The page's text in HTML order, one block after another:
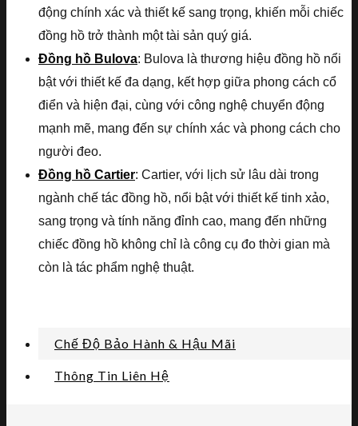
động chính xác và thiết kế sang trọng, khiến mỗi chiếc
đồng hồ trở thành một tài sản quý giá.
Đồng hồ Bulova: Bulova là thương hiệu đồng hồ nổi
bật với thiết kế đa dạng, kết hợp giữa phong cách cổ
điển và hiện đại, cùng với công nghệ chuyển động
mạnh mẽ, mang đến sự chính xác và phong cách cho
người đeo.
Đồng hồ Cartier: Cartier, với lịch sử lâu dài trong
ngành chế tác đồng hồ, nổi bật với thiết kế tinh xảo,
sang trọng và tính năng đỉnh cao, mang đến những
chiếc đồng hồ không chỉ là công cụ đo thời gian mà
còn là tác phẩm nghệ thuật.
Chế Độ Bảo Hành & Hậu Mãi
Thông Tin Liên Hệ